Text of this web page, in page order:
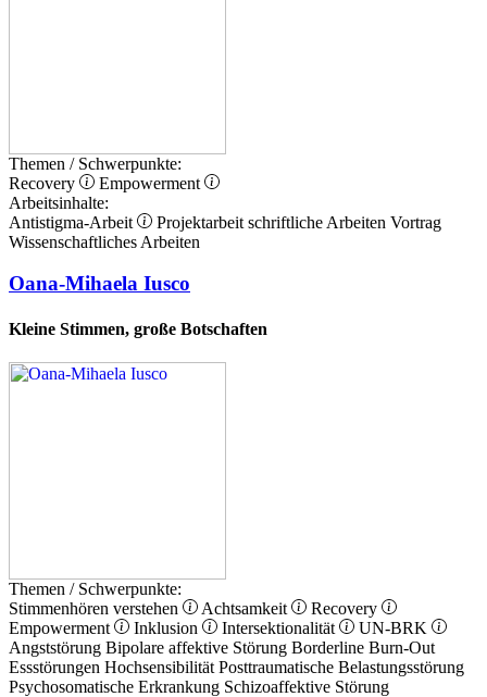
Themen / Schwerpunkte:
Recovery
Empowerment
Arbeitsinhalte:
Antistigma-Arbeit
Projektarbeit schriftliche Arbeiten Vortrag
Wissenschaftliches Arbeiten
Oana-Mihaela Iusco
Kleine Stimmen, große Botschaften
Themen / Schwerpunkte:
Stimmenhören verstehen
Achtsamkeit
Recovery
Empowerment
Inklusion Intersektionalität
UN-BRK
Angststörung Bipolare affektive Störung Borderline Burn-Out
Essstörungen Hochsensibilität Posttraumatische Belastungsstörung
Psychosomatische Erkrankung Schizoaffektive Störung